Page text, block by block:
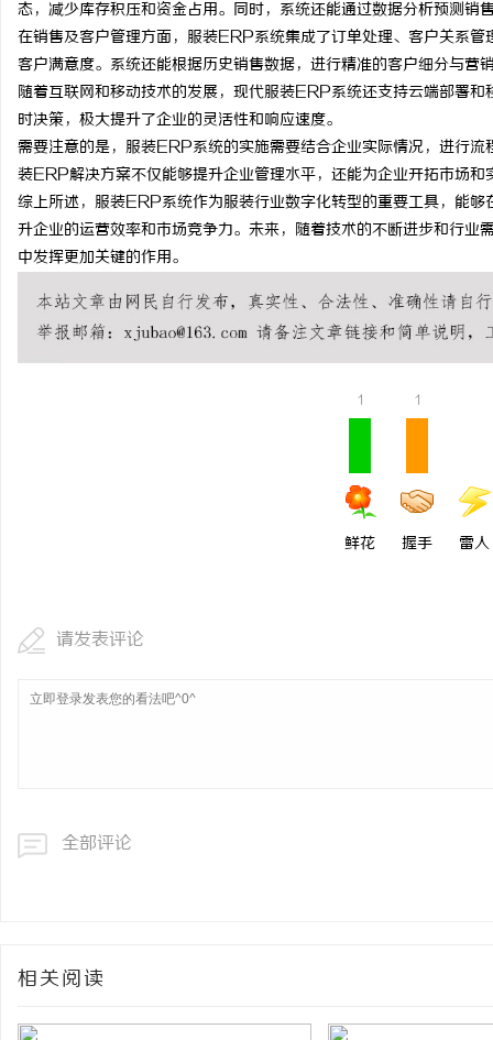
态，减少库存积压和资金占用。同时，系统还能通过数据分析预测销
在销售及客户管理方面，服装ERP系统集成了订单处理、客户关系
客户满意度。系统还能根据历史销售数据，进行精准的客户细分与营
随着互联网和移动技术的发展，现代服装ERP系统还支持云端部署
时决策，极大提升了企业的灵活性和响应速度。
需要注意的是，服装ERP系统的实施需要结合企业实际情况，进行
装ERP解决方案不仅能够提升企业管理水平，还能为企业开拓市场和
综上所述，服装ERP系统作为服装行业数字化转型的重要工具，能
升企业的运营效率和市场竞争力。未来，随着技术的不断进步和行
中发挥更加关键的作用。
1
鲜花
1
握手 雷人
请发表评论
全部评论
相关阅读
武汉配眼镜 上海配眼镜